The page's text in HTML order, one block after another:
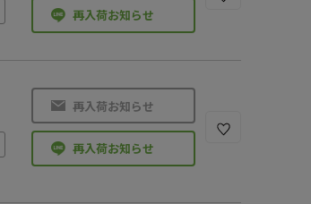
再入荷お知らせ
再入荷お知らせ
再入荷お知らせ